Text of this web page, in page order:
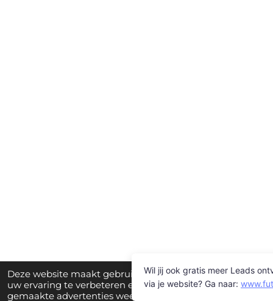
Deze website maakt gebruik van cookies om
uw ervaring te verbeteren en op maat
gemaakte advertenties weer te geven. Door